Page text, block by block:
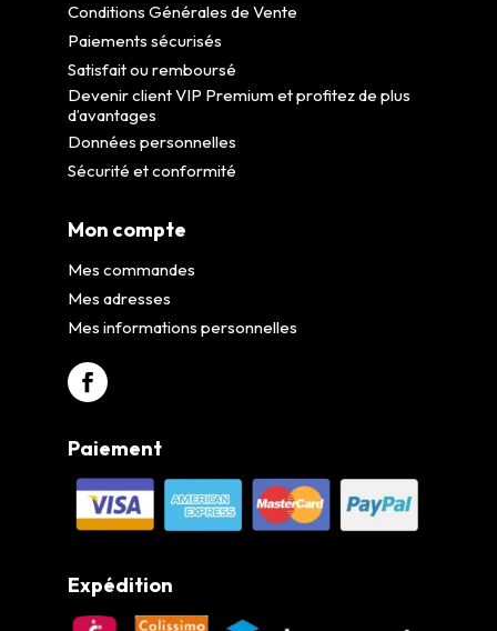
Conditions Générales de Vente
Paiements sécurisés
Satisfait ou remboursé
Devenir client VIP Premium et profitez de plus
d’avantages
Données personnelles
Sécurité et conformité
Mon compte
Mes commandes
Mes adresses
Mes informations personnelles
Paiement
Expédition